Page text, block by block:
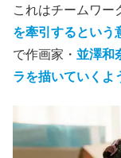
これはチームワー
を牽引するという
で作画家・ 並澤和
ラを描いていくよ